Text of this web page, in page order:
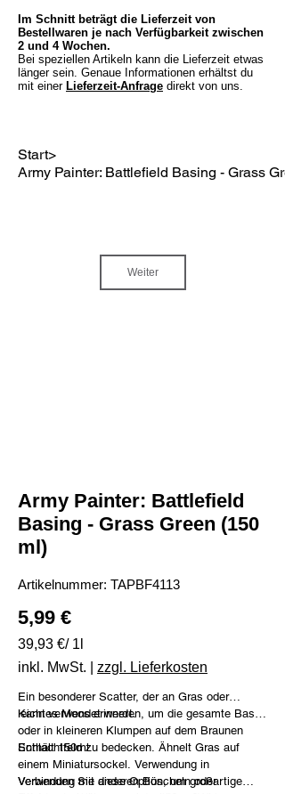
Im Schnitt beträgt die Lieferzeit von
Bestellwaren je nach Verfügbarkeit zwischen
2 und 4 Wochen.
Bei speziellen Artikeln kann die Lieferzeit etwas
länger sein. Genaue Informationen erhältst du
mit einer Lieferzeit-Anfrage direkt von uns.
Start>
Army Painter: Battlefield Basing - Grass
Weiter
Army Painter: Battlefield
Basing - Grass Green (150
ml)
Artikelnummer: Artikelnummer:
TAPBF4113
TAPBF4113
Preis
5,99 €
39,93 €
pro
1
Liter
39,93 €/ 1l
inkl. MwSt.
zzgl. Lieferkosten
Ein besonderer Scatter, der an Gras oder
leichtes Moos erinnert.
Kann verwendet werden, um die gesamte Basis
oder in kleineren Klumpen auf dem Braunen
Schlachtfeld zu bedecken. Ähnelt Gras auf
einem Miniatursockel. Verwendung in
Verbindung mit anderen Büscheln oder
Enthält 150ml.
Verwenden Sie diese Option, um großartige